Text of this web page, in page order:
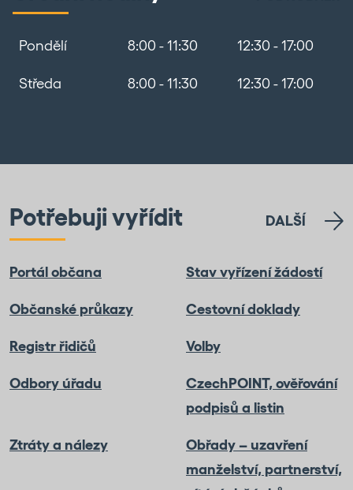
Pondělí 8:00 - 11:30 12:30 - 17:00
Středa 8:00 - 11:30 12:30 - 17:00
Potřebuji vyřídit DALŠÍ
Portál občana Stav vyřízení žádostí
Občanské průkazy Cestovní doklady
Registr řidičů Volby
Odbory úřadu
CzechPOINT, ověřování
podpisů a listin
Ztráty a nálezy
Obřady – uzavření
manželství, partnerství,